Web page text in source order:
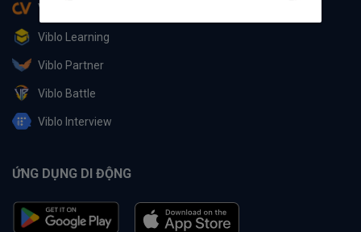
Viblo CV
Viblo Learning
Viblo Partner
Viblo Battle
Viblo Interview
ỨNG DỤNG DI ĐỘNG